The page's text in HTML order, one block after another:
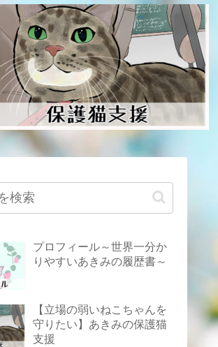
プロフィール～世界一分か
りやすいあきみの履歴書～
【立場の弱いねこちゃんを
守りたい】あきみの保護猫
支援